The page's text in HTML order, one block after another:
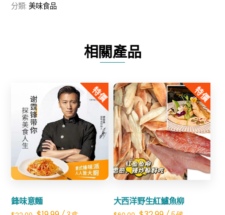
味
量
分類:美味食品
相關產品
特價
鋒味意麵
Share
特價
大西洋野生紅鱸魚柳
Share